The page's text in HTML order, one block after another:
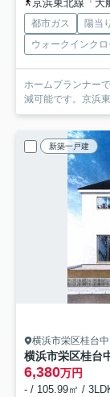
京浜東北線「大
都市ガス 陽当
ウォークインクロ
ホームプランナー
減可能です。京浜
新築一戸建
横浜市栄区桂台中
横浜市栄区桂
6,380万円
- / 105.99㎡ /